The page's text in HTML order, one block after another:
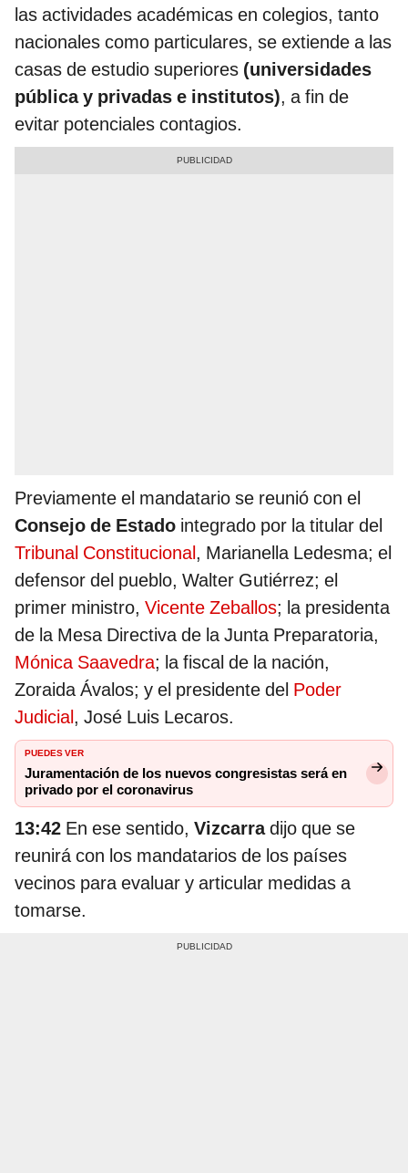
las actividades académicas en colegios, tanto
nacionales como particulares, se extiende a las
casas de estudio superiores (universidades
pública y privadas e institutos), a fin de
evitar potenciales contagios.
Previamente el mandatario se reunió con el
Consejo de Estado integrado por la titular del
Tribunal Constitucional, Marianella Ledesma; el
defensor del pueblo, Walter Gutiérrez; el
primer ministro, Vicente Zeballos; la presidenta
de la Mesa Directiva de la Junta Preparatoria,
Mónica Saavedra; la fiscal de la nación,
Zoraida Ávalos; y el presidente del Poder
Judicial, José Luis Lecaros.
PUEDES VER
Juramentación de los nuevos congresistas será en
privado por el coronavirus
13:42 En ese sentido, Vizcarradijo que se
reunirá con los mandatarios de los países
vecinos para evaluar y articular medidas a
tomarse.